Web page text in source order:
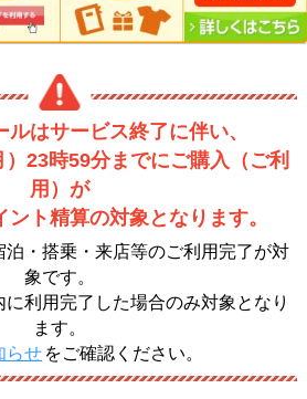
はサービス終了に伴い、
23時59分までにご購入（ご利
用）が
ト精算の対象となります。
・搭乗・来店等のご利用完了が対
象です。
利用完了した場合のみ対象となり
ます。
らせ をご確認ください。